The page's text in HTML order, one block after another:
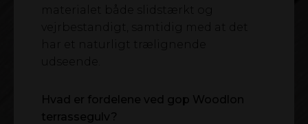
materialet både slidstærkt og
vejrbestandigt, samtidig med at det
har et naturligt trælignende
udseende.
Hvad er fordelene ved gop Woodlon
terrassegulv?